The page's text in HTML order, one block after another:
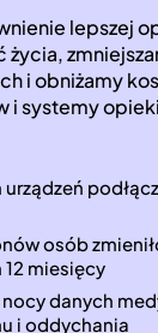
lepszej
i obniżamy
i systemy
osób
miesięcy
danych
i oddychania